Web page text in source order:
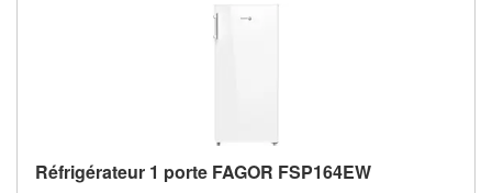
Réfrigérateur 1 porte FAGOR FSP164EW